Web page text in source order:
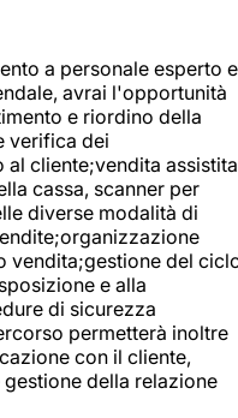
a personale esperto e
avrai l'opportunità
e riordino della
verifica dei
cliente;vendita assistita
cassa, scanner per
diverse modalità di
vendita;gestione del
e alla
di sicurezza
permetterà inoltre
con il cliente,
della relazione